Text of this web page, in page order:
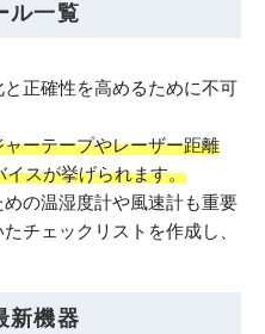
ル一覧
正確性を高めるために不可
ャーテープやレーザー距離
スが挙げられます。
の温湿度計や風速計も重要
チェックリストを作成し、
新機器